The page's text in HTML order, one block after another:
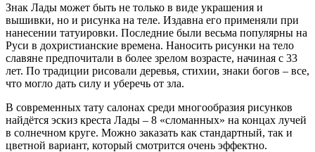
Знак Лады может быть не только в виде украшения и
вышивки, но и рисунка на теле. Издавна его применяли при
нанесении татуировки. Последние были весьма популярны на
Руси в дохристианские времена. Наносить рисунки на тело
славяне предпочитали в более зрелом возрасте, начиная с 33
лет. По традиции рисовали деревья, стихии, знаки богов – все,
что могло дать силу и уберечь от зла.
В современных тату салонах среди многообразия рисунков
найдётся эскиз креста Лады – 8 «сломанных» на концах лучей
в солнечном круге. Можно заказать как стандартный, так и
цветной вариант, который смотрится очень эффектно.